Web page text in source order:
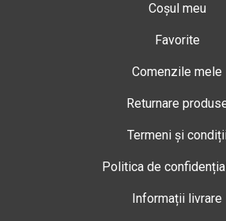
Coșul meu
Favorite
Comenzile mele
Returnare
Termeni și
Politica de
Informații livrare